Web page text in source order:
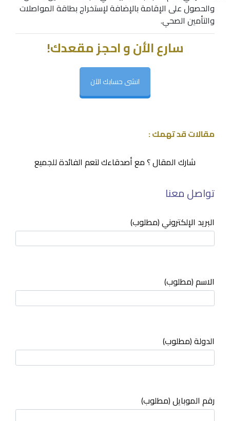
والحصول على الإقامة بالإضافة لإستخراج بطاقة المواصلات
والتأمين الصحي.
سارع الأن و احجز مقعدك!
انشى حسابك الآن
مقالات قد تهمك :
شارك المقال ؟ مع أصدقاءك لتعم الفائدة للجميع
تواصل معنا
البريد الإلكتروني (مطلوب)
الاسم (مطلوب)
الدولة (مطلوب)
رقم الموبايل (مطلوب)